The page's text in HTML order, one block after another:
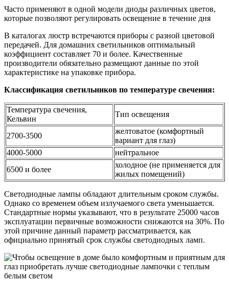
Часто применяют в одной модели диоды различных цветов,
которые позволяют регулировать освещение в течение дня
В каталогах люстр встречаются приборы с разной цветовой
передачей. Для домашних светильников оптимальный
коэффициент составляет 70 и более. Качественные
производители обязательно размещают данные по этой
характеристике на упаковке прибора.
Классификация светильников по температуре свечения:
Температура свечения,
Кельвин
Тип освещения
2700-3500
желтоватое (комфортный
вариант для глаз)
4000-5000
нейтральное
6500 и более
холодное (не применяется для
жилых помещений)
Светодиодные лампы обладают длительным сроком службы.
Однако со временем объем излучаемого света уменьшается.
Стандартные нормы указывают, что в результате 25000 часов
эксплуатации первичные возможности снижаются на 30%. По
этой причине данный параметр рассматривается, как
официально принятый срок службы светодиодных ламп.